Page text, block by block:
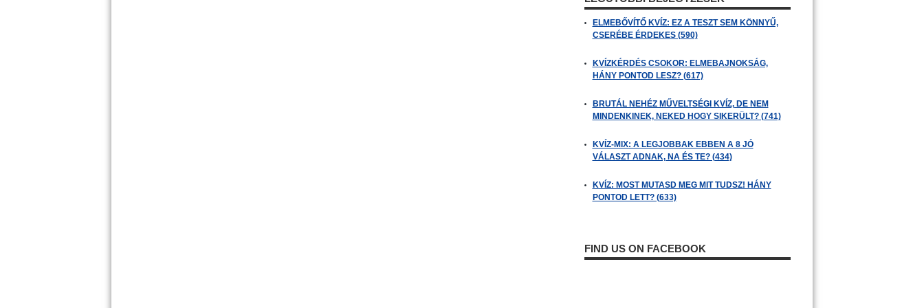
ELMEBŐVÍTŐ KVÍZ: EZ A TESZT SEM KÖNNYŰ,
CSERÉBE ÉRDEKES (590)
KVÍZKÉRDÉS CSOKOR: ELMEBAJNOKSÁG,
HÁNY PONTOD LESZ? (617)
BRUTÁL NEHÉZ MŰVELTSÉGI KVÍZ, DE NEM
MINDENKINEK, NEKED HOGY SIKERÜLT? (741)
KVÍZ-MIX: A LEGJOBBAK EBBEN A 8 JÓ
VÁLASZT ADNAK, NA ÉS TE? (434)
KVÍZ: MOST MUTASD MEG MIT TUDSZ! HÁNY
PONTOD LETT? (633)
FIND US ON FACEBOOK